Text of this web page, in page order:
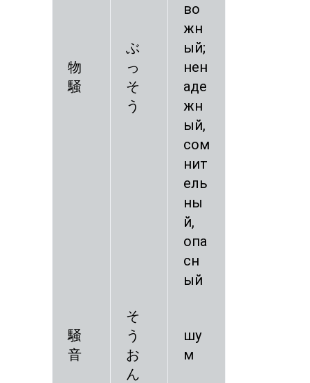
物
騒
ぶ
っ
そ
う
во
жн
ый;
нен
аде
жн
ый,
сом
нит
ель
ны
й,
опа
сн
ый
騒
音
そ
う
お
ん
шу
м